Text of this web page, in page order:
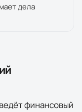
дела
финансовый